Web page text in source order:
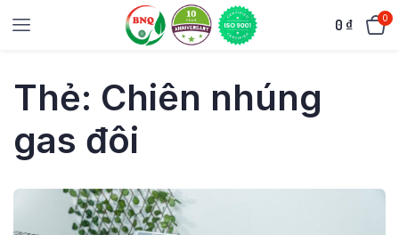
0 ₫ 0
Thẻ: Chiên nhúng
gas đôi